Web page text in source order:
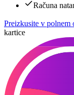
Računa
Preizkusite v polnem
kartice